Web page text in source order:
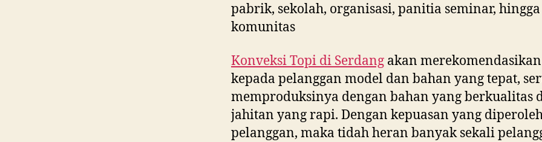
pabrik, sekolah, organisasi, panitia seminar, hingga
komunitas
Konveksi Topi di Serdang akan merekomendasikan
kepada pelanggan model dan bahan yang tepat,
memproduksinya dengan bahan yang berkualitas
jahitan yang rapi. Dengan kepuasan yang
pelanggan, maka tidah heran banyak sekali